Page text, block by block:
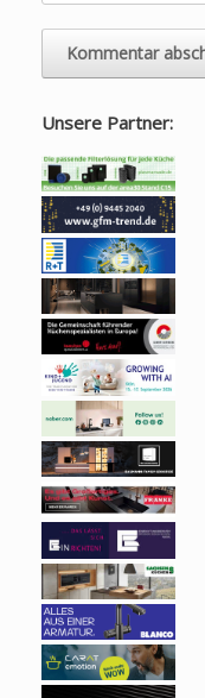
Unsere Partner: